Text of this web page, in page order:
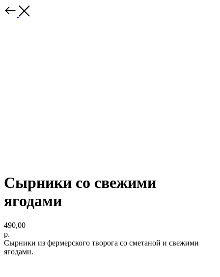
Сырники со свежими
ягодами
490,00
р.
Сырники из фермерского творога со сметаной и свежими
ягодами.